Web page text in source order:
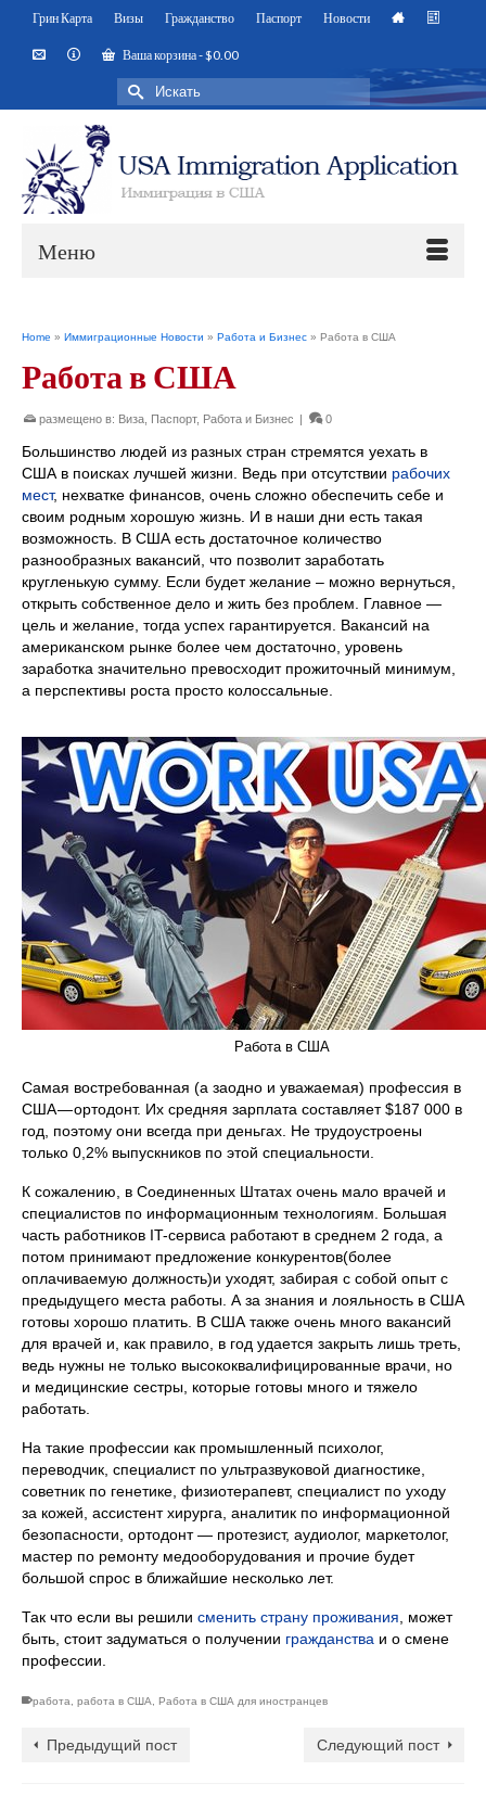
Грин Карта Визы Гражданство Паспорт Новости
Ваша корзина-$0.00
Искать:
Меню
Home » Иммиграционные Новости » Работа и Бизнес » Работа в США
Работа в США
размещено в: Виза Паспорт, Работа и Бизнес | 0
Большинство людей из разных стран стремятся уехать в
США в поисках лучшей жизни. Ведь при отсутствии рабочих
мест, нехватке финансов, очень сложно обеспечить себе и
своим родным хорошую жизнь. И в наши дни есть такая
возможность. В США есть достаточное количество
разнообразных вакансий, что позволит заработать
кругленькую сумму. Если будет желание – можно вернуться,
открыть собственное дело и жить без проблем. Главное —
цель и желание, тогда успех гарантируется. Вакансий на
американском рынке более чем достаточно, уровень
заработка значительно превосходит прожиточный минимум,
а перспективы роста просто колоссальные.
Работа в США
Самая востребованная (а заодно и уважаемая) профессия в
США — ортодонт. Их средняя зарплата составляет $187 000 в
год, поэтому они всегда при деньгах. Не трудоустроены
только 0,2% выпускников по этой специальности.
К сожалению, в Соединенных Штатах очень мало врачей и
специалистов по информационным технологиям. Большая
часть работников IT-сервиса работают в среднем 2 года, а
потом принимают предложение конкурентов(более
оплачиваемую должность)и уходят, забирая с собой опыт с
предыдущего места работы. А за знания и лояльность в США
готовы хорошо платить. В США также очень много вакансий
для врачей и, как правило, в год удается закрыть лишь треть,
ведь нужны не только высококвалифицированные врачи, но
и медицинские сестры, которые готовы много и тяжело
работать.
На такие профессии как промышленный психолог,
переводчик, специалист по ультразвуковой диагностике,
советник по генетике, физиотерапевт, специалист по уходу
за кожей, ассистент хирурга, аналитик по информационной
безопасности, ортодонт — протезист, аудиолог, маркетолог,
мастер по ремонту медооборудования и прочие будет
большой спрос в ближайшие несколько лет.
Так что если вы решили сменить страну проживания , может
быть, стоит задуматься о получении гражданства и о смене
профессии.
работа работа в США Работа в США для иностранцев
Предыдущий пост Следующий пост